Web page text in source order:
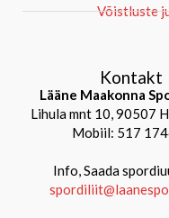
Võistluste
Kontakt
Lääne Maakonna
Lihula mnt 10, 90507
Mobiil: 517
Info, Saada